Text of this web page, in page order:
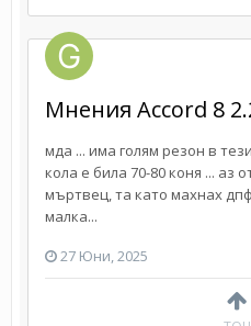
Мнения Accord 8
мда ... има голям резон в
кола е била 70-80 коня ... аз
мъртвец, та като махнах
малка...
27 Юни, 2025